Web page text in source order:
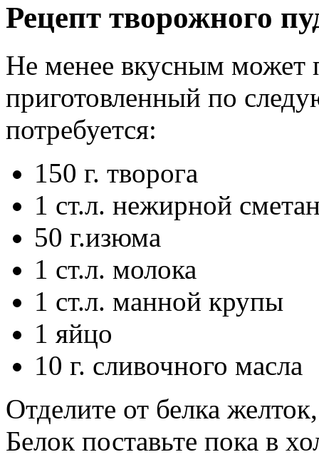
Рецепт творожного
Не менее вкусным может
приготовленный по
потребуется:
150 г. творога
1 ст.л. нежирной
50 г.изюма
1 ст.л. молока
1 ст.л. манной крупы
1 яйцо
10 г. сливочного масла
Отделите от белка
Белок поставьте пока в